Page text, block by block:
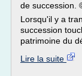
de succession.
Lorsqu'il y a
succession
patrimoine du
Lire la suite